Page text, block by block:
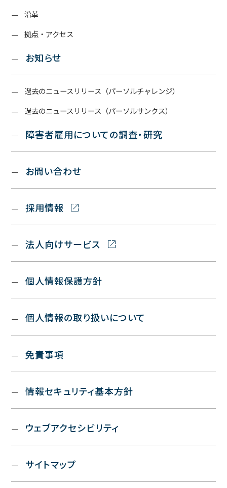
沿革
拠点・アクセス
お知らせ
過去のニュースリリース（パーソルチャレンジ）
過去のニュースリリース（パーソルサンクス）
障害者雇用についての調査・研究
お問い合わせ
採用情報
法人向けサービス
個人情報保護方針
個人情報の取り扱いについて
免責事項
情報セキュリティ基本方針
ウェブアクセシビリティ
サイトマップ